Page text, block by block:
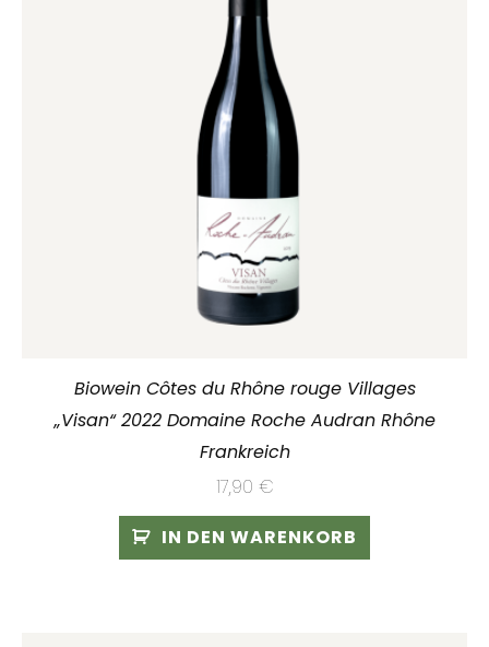
Biowein Côtes du Rhône rouge Villages
„Visan“ 2022 Domaine Roche Audran Rhône
Frankreich
17,90 €
IN DEN WARENKORB